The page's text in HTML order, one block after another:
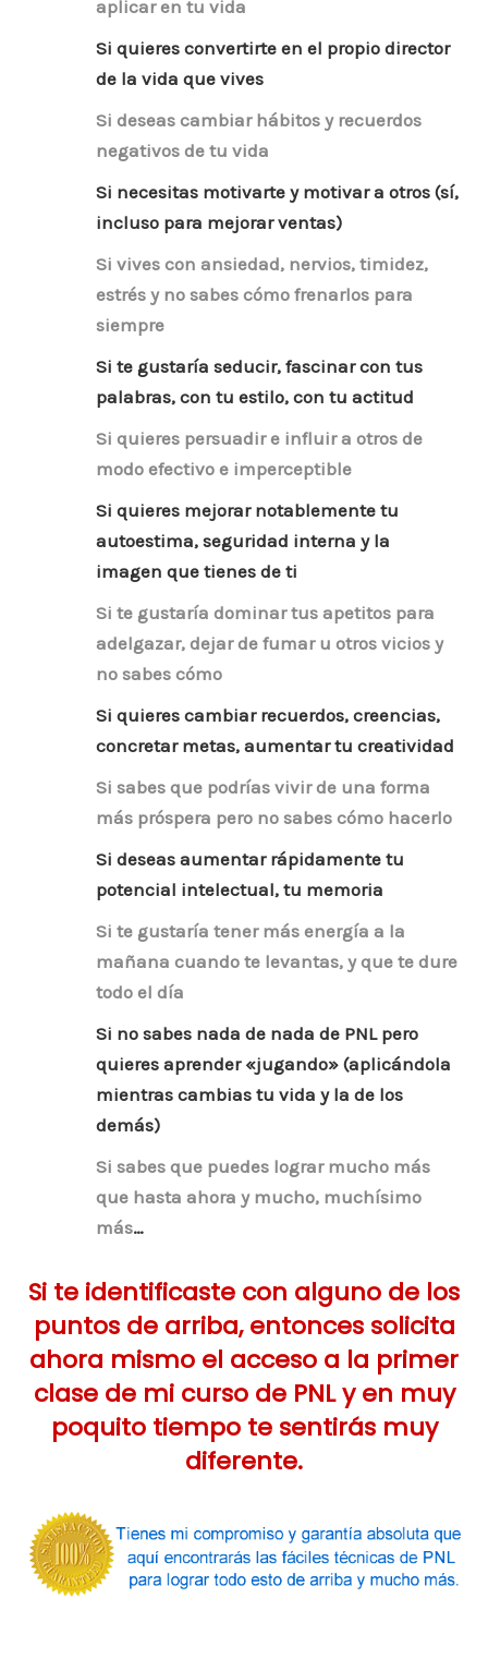
aplicar en tu vida
Si quieres convertirte en el propio director
de la vida que vives
Si deseas cambiar hábitos y recuerdos
negativos de tu vida
Si necesitas motivarte y motivar a otros (sí,
incluso para mejorar ventas)
Si vives con ansiedad, nervios, timidez,
estrés y no sabes cómo frenarlos para
siempre
Si te gustaría seducir, fascinar con tus
palabras, con tu estilo, con tu actitud
Si quieres persuadir e influir a otros de
modo efectivo e imperceptible
Si quieres mejorar notablemente tu
autoestima, seguridad interna y la
imagen que tienes de ti
Si te gustaría dominar tus apetitos para
adelgazar, dejar de fumar u otros vicios y
no sabes cómo
Si quieres cambiar recuerdos, creencias,
concretar metas, aumentar tu creatividad
Si sabes que podrías vivir de una forma
más próspera pero no sabes cómo hacerlo
Si deseas aumentar rápidamente tu
potencial intelectual, tu memoria
Si te gustaría tener más energía a la
mañana cuando te levantas, y que te dure
todo el día
Si no sabes nada de nada de PNL pero
quieres aprender «jugando» (aplicándola
mientras cambias tu vida y la de los
demás)
Si sabes que puedes lograr mucho más
que hasta ahora y mucho, muchísimo
más…
Si te identificaste con alguno de los
puntos de arriba, entonces solicita
ahora mismo el acceso a la primer
clase de mi curso de PNL y en muy
poquito tiempo te sentirás muy
diferente.